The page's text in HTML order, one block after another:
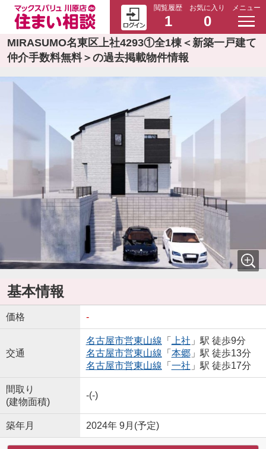
閲覧履歴
1
お気に入り
0
メニュー
MIRASUMO名東区上社4293①全1棟＜新築一戸建て
仲介手数料無料＞の過去掲載物件情報
基本情報
価格 -
交通
名古屋市営東山線 「 上社 」駅 徒歩9分
名古屋市営東山線 「 本郷」駅 徒歩13分
名古屋市営東山線 「 一社 」駅 徒歩17分
間取り
(建物面積)
-(-)
築年月 2024年 9月(予定)